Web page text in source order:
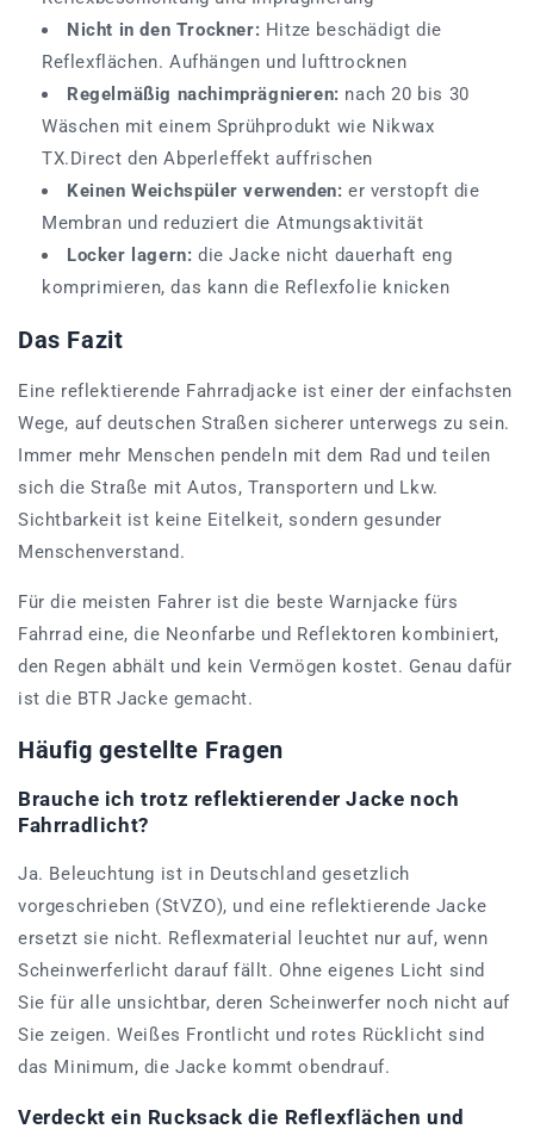
Nicht in den Trockner: Hitze beschädigt die
Reflexflächen. Aufhängen und lufttrocknen
Regelmäßig nachimprägnieren: nach 20 bis 30
Wäschen mit einem Sprühprodukt wie Nikwax
TX.Direct den Abperleffekt auffrischen
Keinen Weichspüler verwenden: er verstopft die
Membran und reduziert die Atmungsaktivität
Locker lagern: die Jacke nicht dauerhaft eng
komprimieren, das kann die Reflexfolie knicken
Das Fazit
Eine reflektierende Fahrradjacke ist einer der einfachsten
Wege, auf deutschen Straßen sicherer unterwegs zu sein.
Immer mehr Menschen pendeln mit dem Rad und teilen
sich die Straße mit Autos, Transportern und Lkw.
Sichtbarkeit ist keine Eitelkeit, sondern gesunder
Menschenverstand.
Für die meisten Fahrer ist die beste Warnjacke fürs
Fahrrad eine, die Neonfarbe und Reflektoren kombiniert,
den Regen abhält und kein Vermögen kostet. Genau dafür
ist die BTR Jacke gemacht.
Häufig gestellte Fragen
Brauche ich trotz reflektierender Jacke noch
Fahrradlicht?
Ja. Beleuchtung ist in Deutschland gesetzlich
vorgeschrieben (StVZO), und eine reflektierende Jacke
ersetzt sie nicht. Reflexmaterial leuchtet nur auf, wenn
Scheinwerferlicht darauf fällt. Ohne eigenes Licht sind
Sie für alle unsichtbar, deren Scheinwerfer noch nicht auf
Sie zeigen. Weißes Frontlicht und rotes Rücklicht sind
das Minimum, die Jacke kommt obendrauf.
Verdeckt ein Rucksack die Reflexflächen und